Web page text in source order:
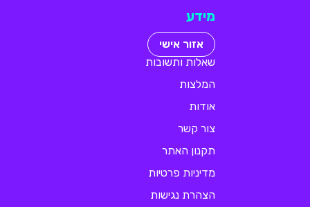
מידע
אזור אישי
שאלות ותשובות
המלצות
אודות
צור קשר
תקנון האתר
מדיניות פרטיות
הצהרת נגישות